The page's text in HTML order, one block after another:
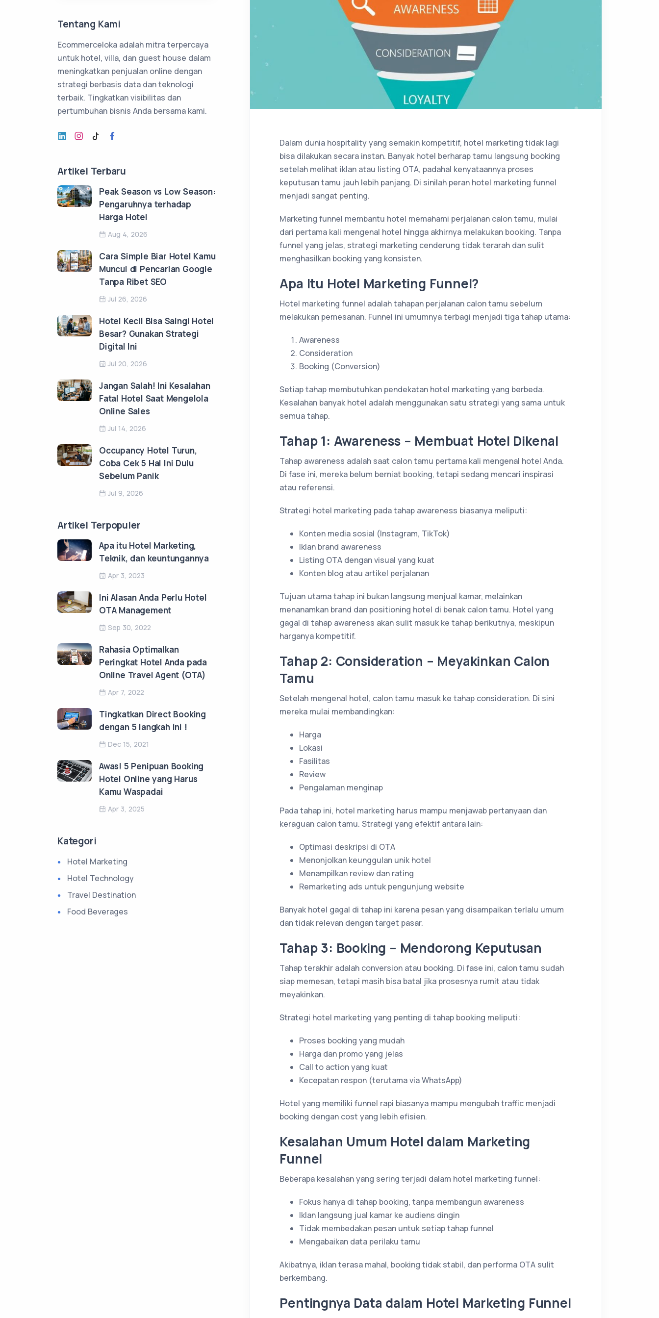
Dalam dunia hospitality yang semakin kompetitif, hotel marketing tidak lagi
bisa dilakukan secara instan. Banyak hotel berharap tamu langsung booking
setelah melihat iklan atau listing OTA, padahal kenyataannya proses
keputusan tamu jauh lebih panjang. Di sinilah peran hotel marketing funnel
menjadi sangat penting.
Marketing funnel membantu hotel memahami perjalanan calon tamu, mulai
dari pertama kali mengenal hotel hingga akhirnya melakukan booking. Tanpa
funnel yang jelas, strategi marketing cenderung tidak terarah dan sulit
menghasilkan booking yang konsisten.
Apa Itu Hotel Marketing Funnel?
Hotel marketing funnel adalah tahapan perjalanan calon tamu sebelum
melakukan pemesanan. Funnel ini umumnya terbagi menjadi tiga tahap utama:
Awareness
Consideration
Booking (Conversion)
Setiap tahap membutuhkan pendekatan hotel marketing yang berbeda.
Kesalahan banyak hotel adalah menggunakan satu strategi yang sama untuk
semua tahap.
Tahap 1: Awareness – Membuat Hotel Dikenal
Tahap awareness adalah saat calon tamu pertama kali mengenal hotel Anda.
Di fase ini, mereka belum berniat booking, tetapi sedang mencari inspirasi
atau referensi.
Strategi hotel marketing pada tahap awareness biasanya meliputi:
Konten media sosial (Instagram, TikTok)
Iklan brand awareness
Listing OTA dengan visual yang kuat
Konten blog atau artikel perjalanan
Tujuan utama tahap ini bukan langsung menjual kamar, melainkan
menanamkan brand dan positioning hotel di benak calon tamu. Hotel yang
gagal di tahap awareness akan sulit masuk ke tahap berikutnya, meskipun
harganya kompetitif.
Tahap 2: Consideration – Meyakinkan Calon
Tamu
Setelah mengenal hotel, calon tamu masuk ke tahap consideration. Di sini
mereka mulai membandingkan:
Harga
Lokasi
Fasilitas
Review
Pengalaman menginap
Pada tahap ini, hotel marketing harus mampu menjawab pertanyaan dan
keraguan calon tamu. Strategi yang efektif antara lain:
Optimasi deskripsi di OTA
Menonjolkan keunggulan unik hotel
Menampilkan review dan rating
Remarketing ads untuk pengunjung website
Banyak hotel gagal di tahap ini karena pesan yang disampaikan terlalu umum
dan tidak relevan dengan target pasar.
Tahap 3: Booking – Mendorong Keputusan
Tahap terakhir adalah conversion atau booking. Di fase ini, calon tamu sudah
siap memesan, tetapi masih bisa batal jika prosesnya rumit atau tidak
meyakinkan.
Strategi hotel marketing yang penting di tahap booking meliputi:
Proses booking yang mudah
Harga dan promo yang jelas
Call to action yang kuat
Kecepatan respon (terutama via WhatsApp)
Hotel yang memiliki funnel rapi biasanya mampu mengubah traffic menjadi
booking dengan cost yang lebih efisien.
Kesalahan Umum Hotel dalam Marketing
Funnel
Beberapa kesalahan yang sering terjadi dalam hotel marketing funnel:
Fokus hanya di tahap booking, tanpa membangun awareness
Iklan langsung jual kamar ke audiens dingin
Tidak membedakan pesan untuk setiap tahap funnel
Mengabaikan data perilaku tamu
Akibatnya, iklan terasa mahal, booking tidak stabil, dan performa OTA sulit
berkembang.
Pentingnya Data dalam Hotel Marketing Funnel
Tentang Kami
Ecommerceloka adalah mitra terpercaya
untuk hotel, villa, dan guest house dalam
meningkatkan penjualan online dengan
strategi berbasis data dan teknologi
terbaik. Tingkatkan visibilitas dan
pertumbuhan bisnis Anda bersama kami.
Artikel Terbaru
Peak Season vs Low Season:
Pengaruhnya terhadap
Harga Hotel
Aug 4, 2026
Cara Simple Biar Hotel Kamu
Muncul di Pencarian Google
Tanpa Ribet SEO
Jul 26, 2026
Hotel Kecil Bisa Saingi Hotel
Besar? Gunakan Strategi
Digital Ini
Jul 20, 2026
Jangan Salah! Ini Kesalahan
Fatal Hotel Saat Mengelola
Online Sales
Jul 14, 2026
Occupancy Hotel Turun,
Coba Cek 5 Hal Ini Dulu
Sebelum Panik
Jul 9, 2026
Artikel Terpopuler
Apa itu Hotel Marketing,
Teknik, dan keuntungannya
Apr 3, 2023
Ini Alasan Anda Perlu Hotel
OTA Management
Sep 30, 2022
Rahasia Optimalkan
Peringkat Hotel Anda pada
Online Travel Agent (OTA)
Apr 7, 2022
Tingkatkan Direct Booking
dengan 5 langkah ini !
Dec 15, 2021
Awas! 5 Penipuan Booking
Hotel Online yang Harus
Kamu Waspadai
Apr 3, 2025
Kategori
Hotel Marketing
Hotel Technology
Travel Destination
Food Beverages